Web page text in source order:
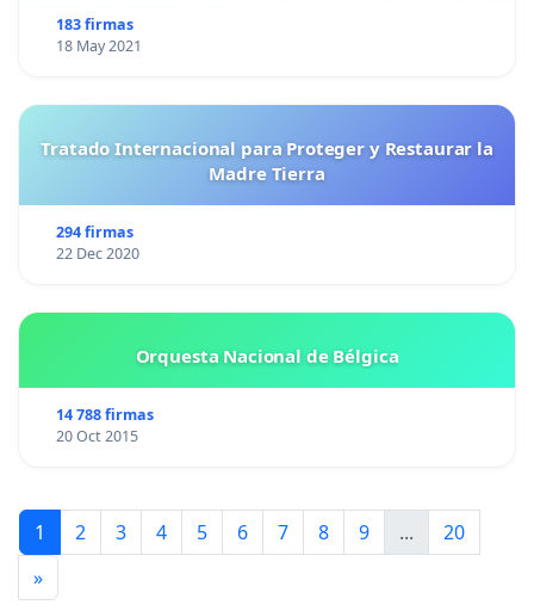
183 firmas
18 May 2021
Tratado Internacional para Proteger y Restaurar la
Madre Tierra
294 firmas
22 Dec 2020
Orquesta Nacional de Bélgica
14 788 firmas
20 Oct 2015
1 2 3 4 5 6 7 8 9 ...
20
»